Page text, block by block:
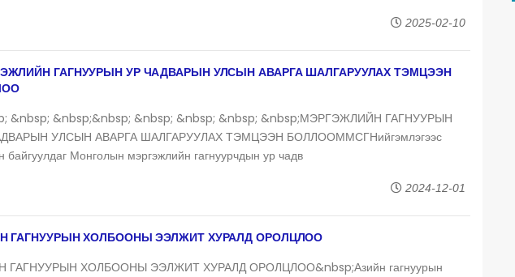
2025-02-10
ГАГНУУРЫН УР ЧАДВАРЫН УЛСЫН АВАРГА ШАЛГАРУУЛАХ ТЭМЦЭЭН
&nbsp; &nbsp;&nbsp; &nbsp; &nbsp; &nbsp; &nbsp;МЭРГЭЖЛИЙН ГАГНУУРЫН
УЛСЫН АВАРГА ШАЛГАРУУЛАХ ТЭМЦЭЭН БОЛЛООММСГНийгэмлэгээс
байгуулдаг Монголын мэргэжлийн гагнуурчдын ур чадв
2024-12-01
ГАГНУУРЫН ХОЛБООНЫ ЭЭЛЖИТ ХУРАЛД ОРОЛЦЛОО
ГАГНУУРЫН ХОЛБООНЫ ЭЭЛЖИТ ХУРАЛД ОРОЛЦЛОО&nbsp;Азийн гагнуурын